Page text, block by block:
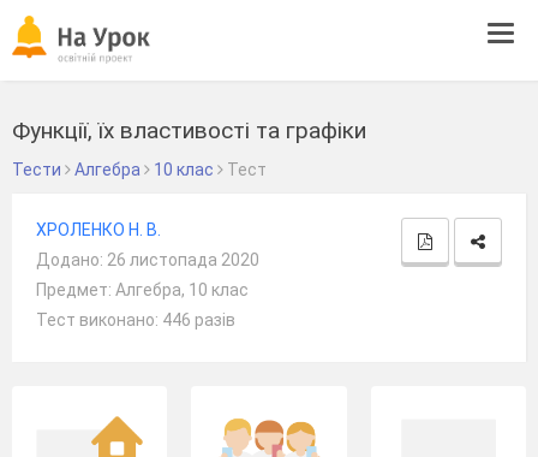
Функції, їх властивості та графіки
Тести Алгебра 10 клас Тест
ХРОЛЕНКО Н. В.
Додано: 26 листопада 2020
Предмет: Алгебра, 10 клас
Тест виконано: 446 разів